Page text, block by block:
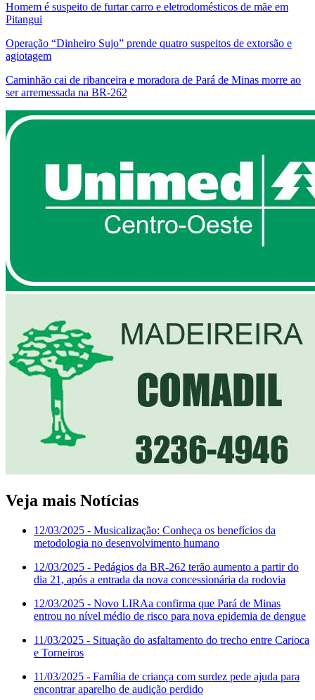
Homem é suspeito de furtar carro e eletrodomésticos de mãe em
Pitangui
Operação “Dinheiro Sujo” prende quatro suspeitos de extorsão e
agiotagem
Caminhão cai de ribanceira e moradora de Pará de Minas morre ao
ser arremessada na BR-262
Veja mais Notícias
12/03/2025 - Musicalização: Conheça os benefícios da
metodologia no desenvolvimento humano
12/03/2025 - Pedágios da BR-262 terão aumento a partir do
dia 21, após a entrada da nova concessionária da rodovia
12/03/2025 - Novo LIRAa confirma que Pará de Minas
entrou no nível médio de risco para nova epidemia de dengue
11/03/2025 - Situação do asfaltamento do trecho entre Carioca
e Torneiros
11/03/2025 - Família de criança com surdez pede ajuda para
encontrar aparelho de audição perdido